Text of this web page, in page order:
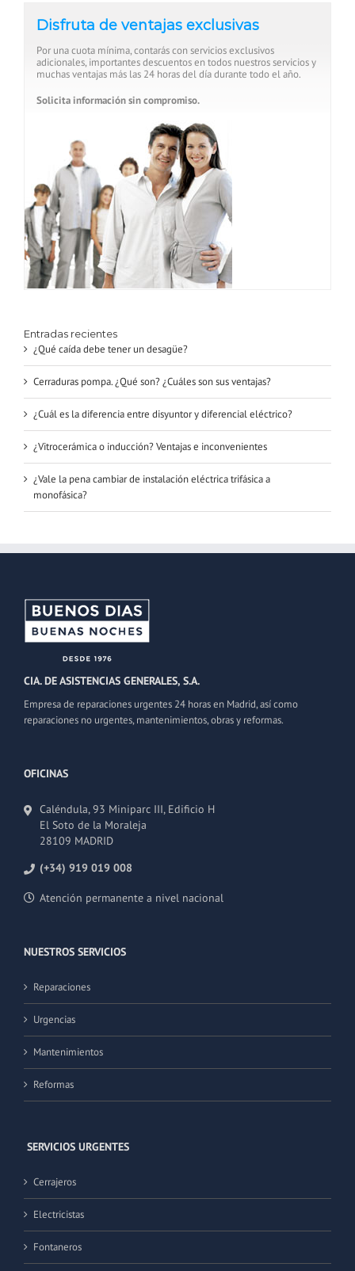
Disfruta de ventajas exclusivas
Por una cuota mínima, contarás con servicios exclusivos
adicionales, importantes descuentos en todos nuestros servicios y
muchas ventajas más las 24 horas del día durante todo el año.
Solicita información sin compromiso.
Entradas recientes
¿Qué caída debe tener un desagüe?
Cerraduras pompa. ¿Qué son? ¿Cuáles son sus ventajas?
¿Cuál es la diferencia entre disyuntor y diferencial eléctrico?
¿Vitrocerámica o inducción? Ventajas e inconvenientes
¿Vale la pena cambiar de instalación eléctrica trifásica a
monofásica?
CIA. DE ASISTENCIAS GENERALES, S.A.
Empresa de reparaciones urgentes 24 horas en Madrid, así como
reparaciones no urgentes, mantenimientos, obras y reformas.
OFICINAS
Caléndula, 93 Miniparc III, Edificio H
El Soto de la Moraleja
28109 MADRID
(+34) 919 019 008
Atención permanente a nivel nacional
NUESTROS SERVICIOS
Reparaciones
Urgencias
Mantenimientos
Reformas
SERVICIOS URGENTES
Cerrajeros
Electricistas
Fontaneros